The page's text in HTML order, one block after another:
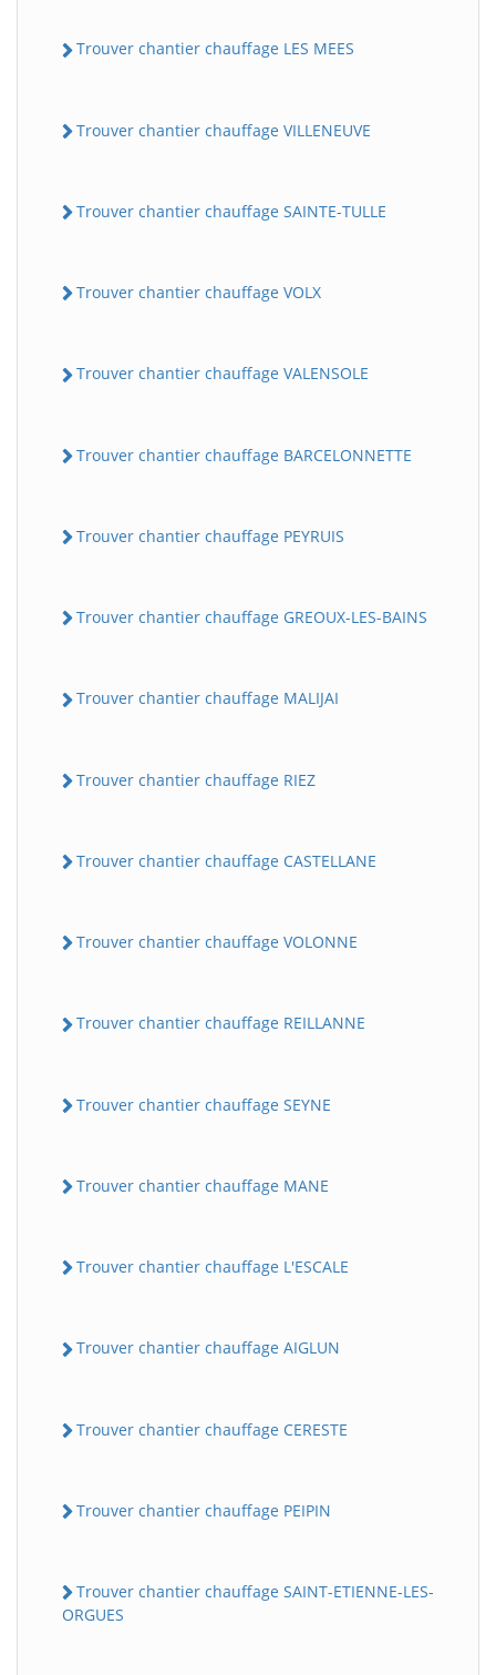
Trouver chantier chauffage LES MEES
Trouver chantier chauffage VILLENEUVE
Trouver chantier chauffage SAINTE-TULLE
Trouver chantier chauffage VOLX
Trouver chantier chauffage VALENSOLE
Trouver chantier chauffage BARCELONNETTE
Trouver chantier chauffage PEYRUIS
Trouver chantier chauffage GREOUX-LES-BAINS
Trouver chantier chauffage MALIJAI
Trouver chantier chauffage RIEZ
Trouver chantier chauffage CASTELLANE
Trouver chantier chauffage VOLONNE
Trouver chantier chauffage REILLANNE
Trouver chantier chauffage SEYNE
Trouver chantier chauffage MANE
Trouver chantier chauffage L'ESCALE
Trouver chantier chauffage AIGLUN
Trouver chantier chauffage CERESTE
Trouver chantier chauffage PEIPIN
Trouver chantier chauffage SAINT-ETIENNE-LES-
ORGUES